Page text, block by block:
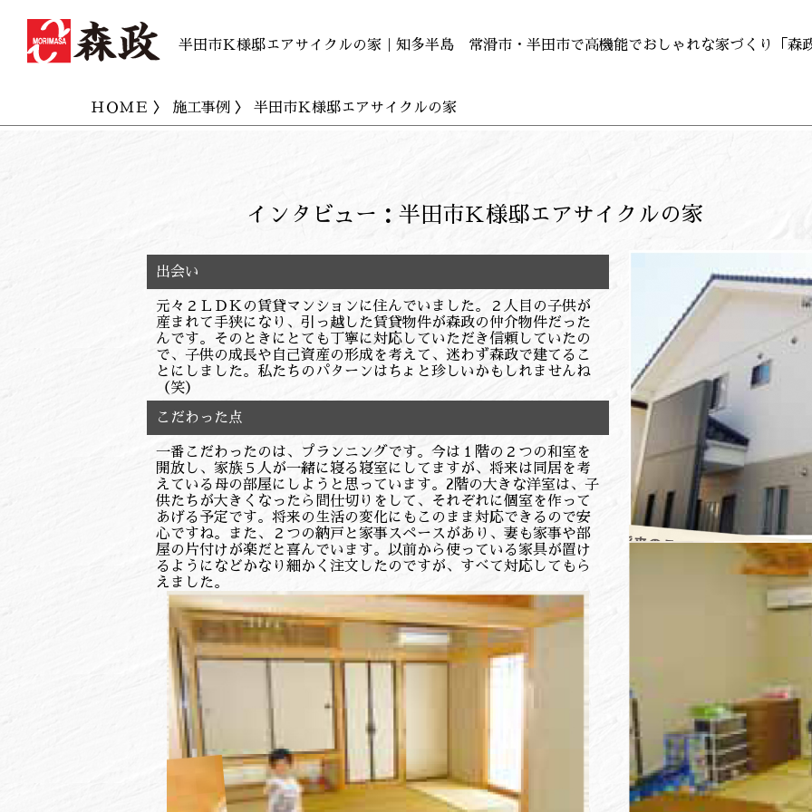
半田市Ｋ様邸エアサイクルの家｜知多半島 常滑市・半田市で高機能でおしゃれな家づくり「森
ＨＯＭＥ 〉 施工事例 〉 半田市Ｋ様邸エアサイクルの家
インタビュー：半田市Ｋ様邸エアサイクルの家
出会い
元々２ＬＤＫの賃貸マンションに住んでいました。２人目の子供が
産まれて手狭になり、引っ越した賃貸物件が森政の仲介物件だった
んです。そのときにとても丁寧に対応していただき信頼していたの
で、子供の成長や自己資産の形成を考えて、迷わず森政で建てるこ
とにしました。私たちのパターンはちょと珍しいかもしれませんね
（笑）
こだわった点
一番こだわったのは、プランニングです。今は１階の２つの和室を
開放し、家族５人が一緒に寝る寝室にしてますが、将来は同居を考
えている母の部屋にしようと思っています。2階の大きな洋室は、子
供たちが大きくなったら間仕切りをして、それぞれに個室を作って
あげる予定です。将来の生活の変化にもこのまま対応できるので安
心ですね。また、２つの納戸と家事スペースがあり、妻も家事や部
屋の片付けが楽だと喜んでいます。以前から使っている家具が置け
るようになどかなり細かく注文したのですが、すべて対応してもら
えました。